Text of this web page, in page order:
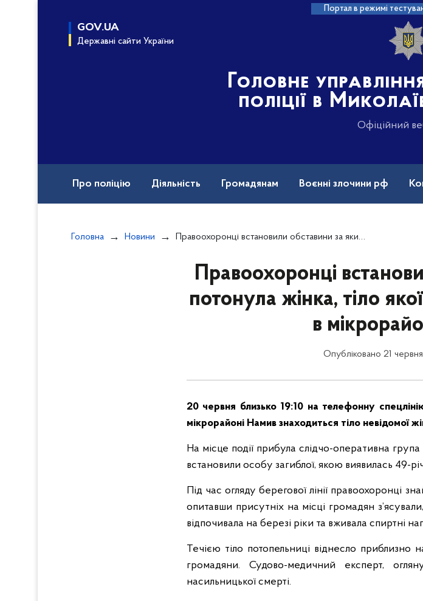
Портал в режимі
GOV.UA
Державні сайти України
Головне
поліції в
Офіційний
Про поліцію Діяльність Громадянам Воєнні злочини рф
Головна Новини Правоохоронці встановили обставини за яких потонула жінка, тіло якої було виявлено в річці в мікрорайоні Намив
Правоохоронці
потонула жінка, тіло
в
Опубліковано 21
20 червня близько 19:10 на телефонну
мікрорайоні Намив знаходиться тіло невідомої
На місце події прибула слідчо-оперативна група
встановили особу загиблої, якою виявилась 49-
Під час огляду берегової лінії правоохоронці
опитавши присутніх на місці громадян
відпочивала на березі ріки та вживала спиртні
Течією тіло потопельниці віднесло приблизно
громадяни. Судово-медичний експерт,
насильницької смерті.